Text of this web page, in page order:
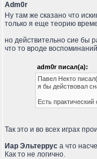
Adm0r
Ну там же сказано что
только я еще теорию
но действительно сие бы
что то вроде
adm0r писал(а):
Павел Некто
я бы действовал
Есть практический
Так это и во всех играх
Иар Эльтеррус а что
Как то не логично.